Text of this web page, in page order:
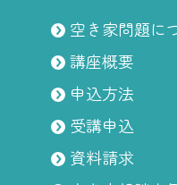
空き家問題に
講座概要
申込方法
受講申込
資料請求